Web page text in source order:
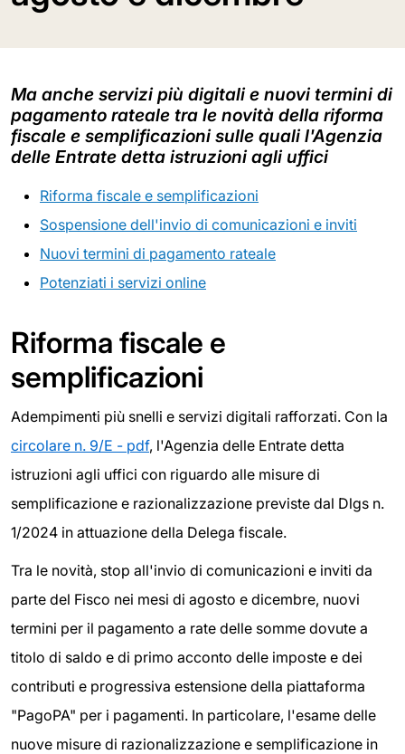
Ma anche servizi più digitali e nuovi termini di
pagamento rateale tra le novità della riforma
fiscale e semplificazioni sulle quali l'Agenzia
delle Entrate detta istruzioni agli uffici
Riforma fiscale e semplificazioni
Sospensione dell'invio di comunicazioni e inviti
Nuovi termini di pagamento rateale
Potenziati i servizi online
Riforma fiscale e
semplificazioni
Adempimenti più snelli e servizi digitali rafforzati. Con la
circolare n. 9/E - pdf, l'Agenzia delle Entrate detta
istruzioni agli uffici con riguardo alle misure di
semplificazione e razionalizzazione previste dal Dlgs n.
1/2024 in attuazione della Delega fiscale.
Tra le novità, stop all'invio di comunicazioni e inviti da
parte del Fisco nei mesi di agosto e dicembre, nuovi
termini per il pagamento a rate delle somme dovute a
titolo di saldo e di primo acconto delle imposte e dei
contributi e progressiva estensione della piattaforma
"PagoPA" per i pagamenti. In particolare, l'esame delle
nuove misure di razionalizzazione e semplificazione in